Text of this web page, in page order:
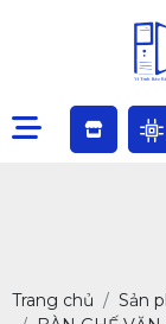
Trang chủ
Sản